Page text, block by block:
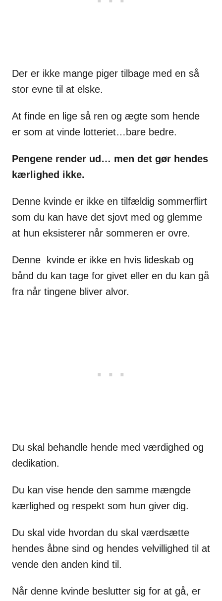
Der er ikke mange piger tilbage med en så
stor evne til at elske.
At finde en lige så ren og ægte som hende
er som at vinde lotteriet…bare bedre.
Pengene render ud… men det gør hendes
kærlighed ikke.
Denne kvinde er ikke en tilfældig sommerflirt
som du kan have det sjovt med og glemme
at hun eksisterer når sommeren er ovre.
Denne kvinde er ikke en hvis lideskab og
bånd du kan tage for givet eller en du kan gå
fra når tingene bliver alvor.
Du skal behandle hende med værdighed og
dedikation.
Du kan vise hende den samme mængde
kærlighed og respekt som hun giver dig.
Du skal vide hvordan du skal værdsætte
hendes åbne sind og hendes velvillighed til at
vende den anden kind til.
Når denne kvinde beslutter sig for at gå, er